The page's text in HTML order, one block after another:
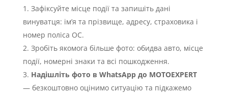
Зафіксуйте місце події та запишіть дані
винуватця: імʼя та прізвище, адресу, страховика і
номер поліса OC.
Зробіть якомога більше фото: обидва авто, місце
події, номерні знаки та всі пошкодження.
Надішліть фото в WhatsApp до MOTOEXPERT
— безкоштовно оцінимо ситуацію та підкажемо